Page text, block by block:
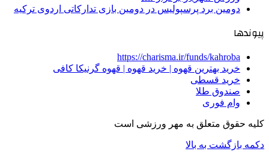
دومین برد پرسپولیس در دومین بازی تدارکاتی اردوی ترکیه
پیوندها
https://charisma.ir/funds/kahroba
خرید بهترین قهوه | خرید قهوه | قهوه گرنیکا کافی
خرید قسطی
صندوق طلا
وام فوری
کلیه حقوق متعلق به مهر ورزشی است
دکمه بازگشت به بالا